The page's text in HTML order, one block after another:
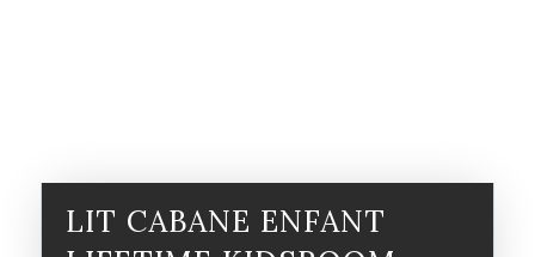
LIT CABANE ENFANT